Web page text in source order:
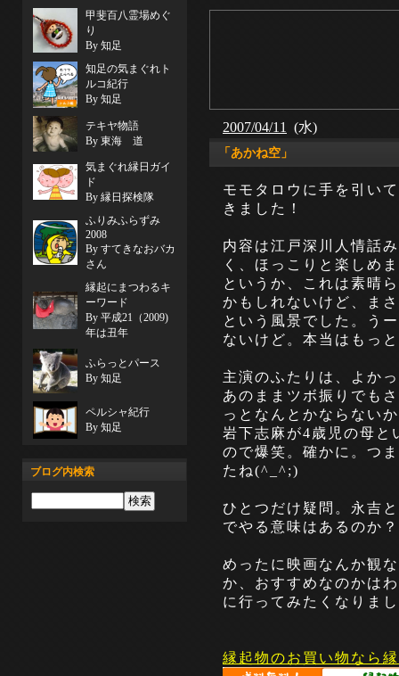
2007/04/11 (水)
「あかね空」
モモタロウに手を引い
きました！
内容は江戸深川人情話
く、ほっこりと楽しめ
というか、これは素晴
かもしれないけど、ま
という風景でした。う
ないけど。本当はもっ
主演のふたりは、よか
あのままツボ振りでも
っとなんとかならない
岩下志麻が4歳児の母と
ので爆笑。確かに。つ
たね(^_^;)
ひとつだけ疑問。永吉
でやる意味はあるのか？
めったに映画なんか観
か、おすすめなのかは
に行ってみたくなりま
縁起物のお買い物なら
甲斐百八霊場めぐ
り
By 知足
知足の気まぐれト
ルコ紀行
By 知足
テキヤ物語
By 東海 道
気まぐれ縁日ガイ
ド
By 縁日探検隊
ふりみふらずみ
2008
By すてきなおバカ
さん
縁起にまつわるキ
ーワード
By 平成21（2009)
年は丑年
ふらっとパース
By 知足
ペルシャ紀行
By 知足
ブログ内検索